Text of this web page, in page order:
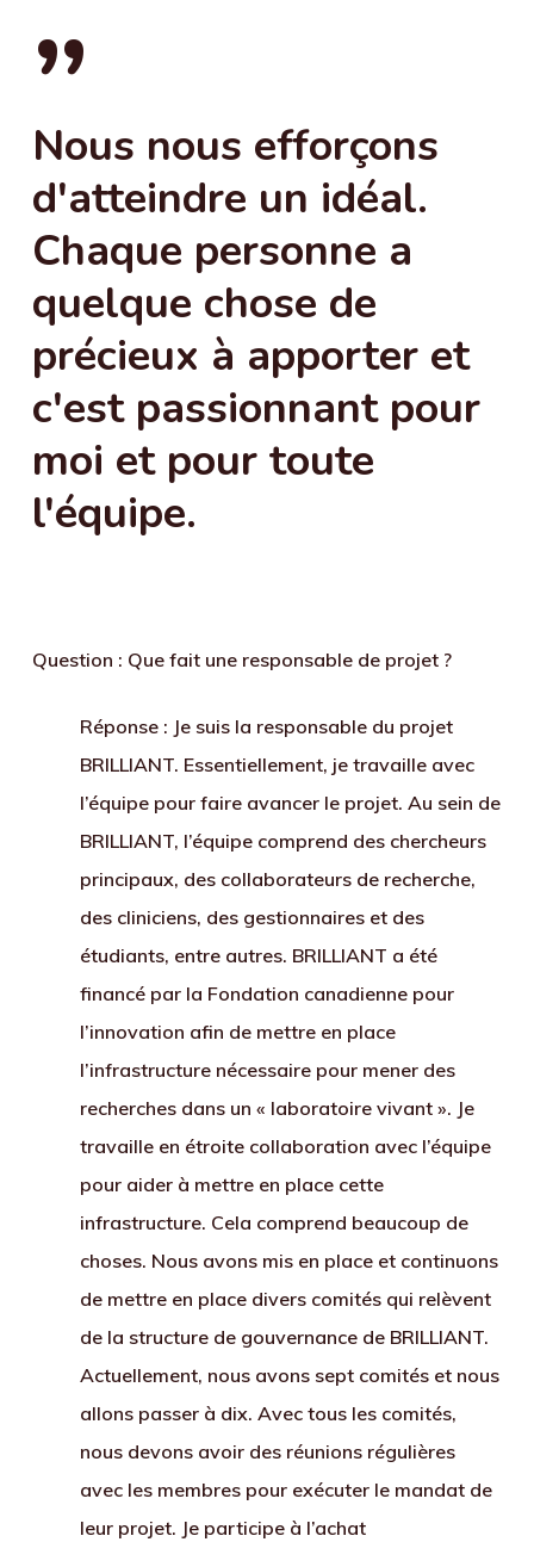
”
Nous nous efforçons
d'atteindre un idéal.
Chaque personne a
quelque chose de
précieux à apporter et
c'est passionnant pour
moi et pour toute
l'équipe.
Question : Que fait une responsable de projet ?
Réponse: Je suis la responsable du projet
BRILLIANT. Essentiellement, je travaille avec
l’équipe pour faire avancer le projet. Au sein de
BRILLIANT, l’équipe comprend des chercheurs
principaux, des collaborateurs de recherche,
des cliniciens, des gestionnaires et des
étudiants, entre autres. BRILLIANT a été
financé par la Fondation canadienne pour
l’innovation afin de mettre en place
l’infrastructure nécessaire pour mener des
recherches dans un « laboratoire vivant ». Je
travaille en étroite collaboration avec l’équipe
pour aider à mettre en place cette
infrastructure. Cela comprend beaucoup de
choses. Nous avons mis en place et continuons
de mettre en place divers comités qui relèvent
de la structure de gouvernance de BRILLIANT.
Actuellement, nous avons sept comités et nous
allons passer à dix. Avec tous les comités,
nous devons avoir des réunions régulières
avec les membres pour exécuter le mandat de
leur projet. Je participe à l’achat